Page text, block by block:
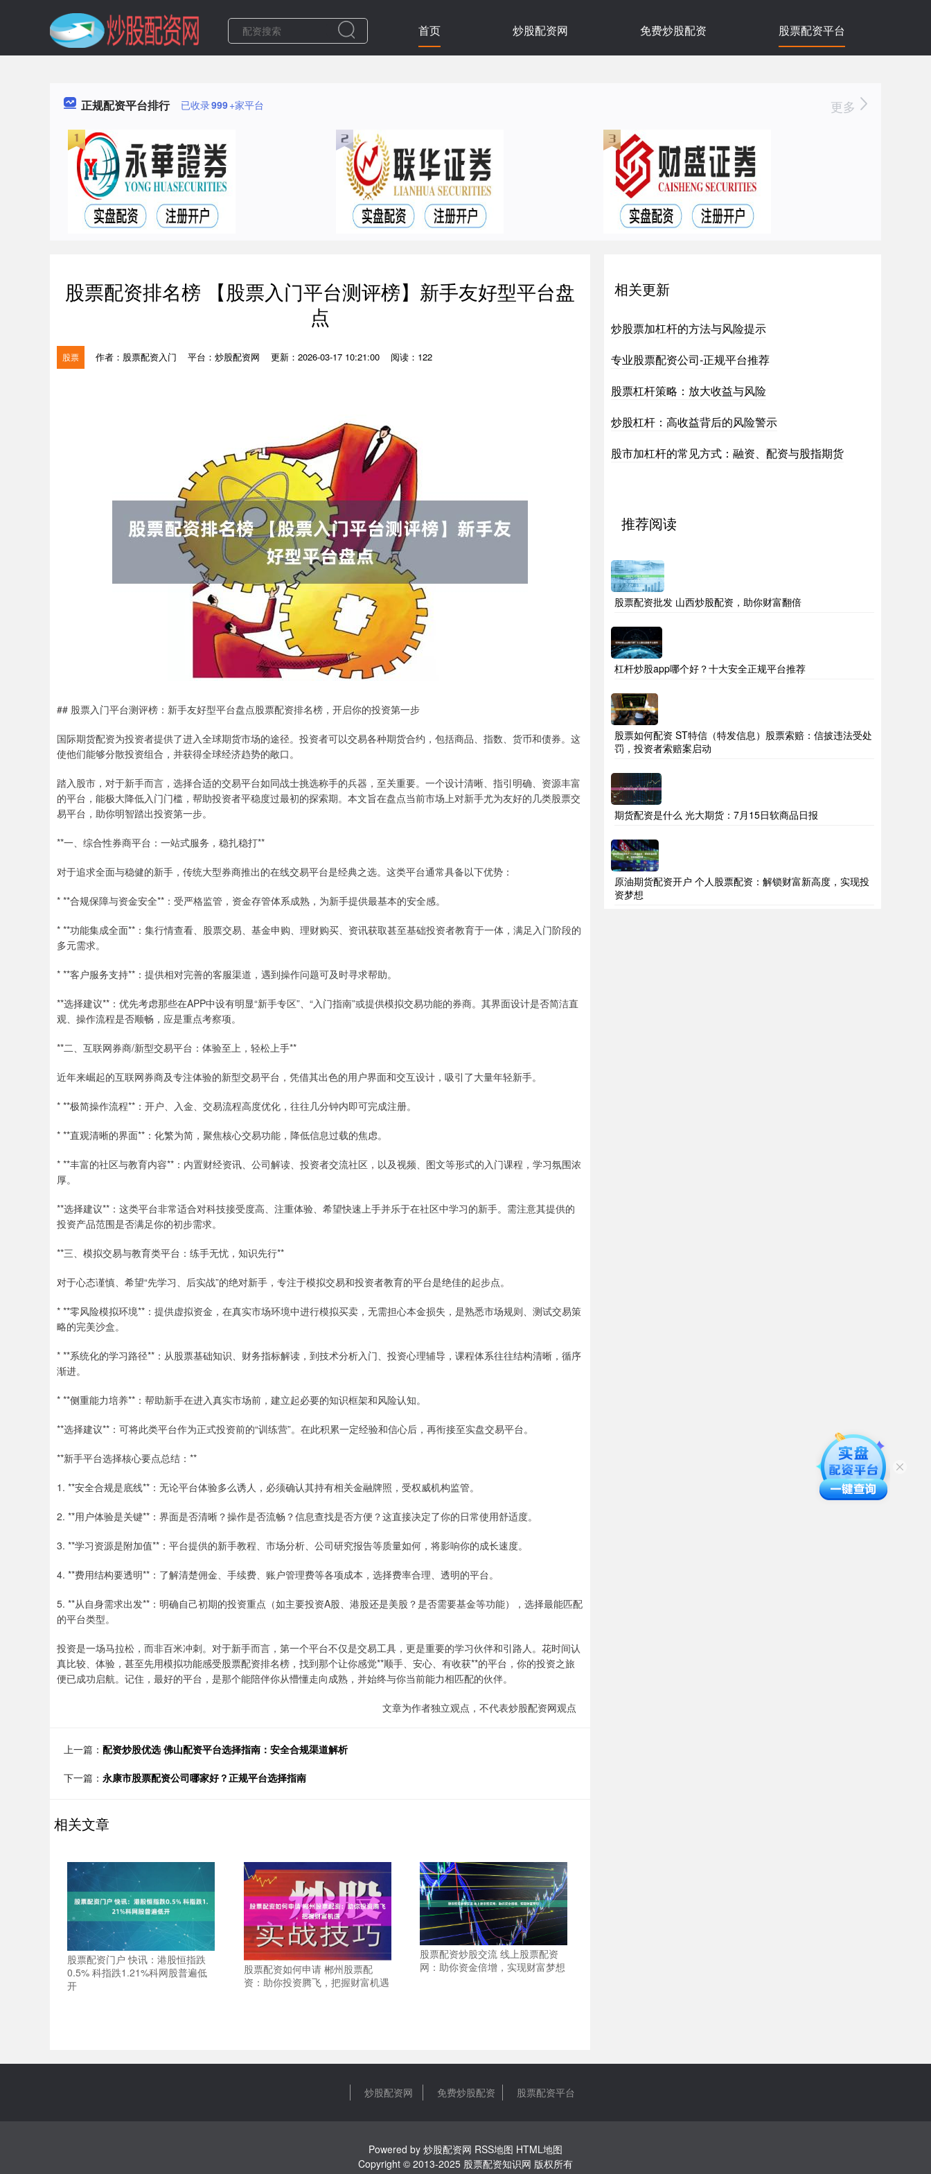
首页 炒股配资网 免费炒股配资 股票配资平台
正规配资平台排行 已收录999+家平台 更多
股票配资排名榜 【股票入门平台测评榜】新手友好型平台盘
点
股票 作者：股票配资入门 平台：炒股配资网 更新：2026-03-17 10:21:00 阅读：122
## 股票入门平台测评榜：新手友好型平台盘点股票配资排名榜，开启你的投资第一步
国际期货配资为投资者提供了进入全球期货市场的途径。投资者可以交易各种期货合约，包括商品、指数、货币和债券。这
使他们能够分散投资组合，并获得全球经济趋势的敞口。
踏入股市，对于新手而言，选择合适的交易平台如同战士挑选称手的兵器，至关重要。一个设计清晰、指引明确、资源丰富
的平台，能极大降低入门门槛，帮助投资者平稳度过最初的探索期。本文旨在盘点当前市场上对新手尤为友好的几类股票交
易平台，助你明智踏出投资第一步。
**一、综合性券商平台：一站式服务，稳扎稳打**
对于追求全面与稳健的新手，传统大型券商推出的在线交易平台是经典之选。这类平台通常具备以下优势：
* **合规保障与资金安全**：受严格监管，资金存管体系成熟，为新手提供最基本的安全感。
* **功能集成全面**：集行情查看、股票交易、基金申购、理财购买、资讯获取甚至基础投资者教育于一体，满足入门阶段的
多元需求。
* **客户服务支持**：提供相对完善的客服渠道，遇到操作问题可及时寻求帮助。
**选择建议**：优先考虑那些在APP中设有明显“新手专区”、“入门指南”或提供模拟交易功能的券商。其界面设计是否简洁直
观、操作流程是否顺畅，应是重点考察项。
**二、互联网券商/新型交易平台：体验至上，轻松上手**
近年来崛起的互联网券商及专注体验的新型交易平台，凭借其出色的用户界面和交互设计，吸引了大量年轻新手。
* **极简操作流程**：开户、入金、交易流程高度优化，往往几分钟内即可完成注册。
* **直观清晰的界面**：化繁为简，聚焦核心交易功能，降低信息过载的焦虑。
* **丰富的社区与教育内容**：内置财经资讯、公司解读、投资者交流社区，以及视频、图文等形式的入门课程，学习氛围浓
厚。
**选择建议**：这类平台非常适合对科技接受度高、注重体验、希望快速上手并乐于在社区中学习的新手。需注意其提供的
投资产品范围是否满足你的初步需求。
**三、模拟交易与教育类平台：练手无忧，知识先行**
对于心态谨慎、希望“先学习、后实战”的绝对新手，专注于模拟交易和投资者教育的平台是绝佳的起步点。
* **零风险模拟环境**：提供虚拟资金，在真实市场环境中进行模拟买卖，无需担心本金损失，是熟悉市场规则、测试交易策
略的完美沙盒。
* **系统化的学习路径**：从股票基础知识、财务指标解读，到技术分析入门、投资心理辅导，课程体系往往结构清晰，循序
渐进。
* **侧重能力培养**：帮助新手在进入真实市场前，建立起必要的知识框架和风险认知。
**选择建议**：可将此类平台作为正式投资前的“训练营”。在此积累一定经验和信心后，再衔接至实盘交易平台。
**新手平台选择核心要点总结：**
1. **安全合规是底线**：无论平台体验多么诱人，必须确认其持有相关金融牌照，受权威机构监管。
2. **用户体验是关键**：界面是否清晰？操作是否流畅？信息查找是否方便？这直接决定了你的日常使用舒适度。
3. **学习资源是附加值**：平台提供的新手教程、市场分析、公司研究报告等质量如何，将影响你的成长速度。
4. **费用结构要透明**：了解清楚佣金、手续费、账户管理费等各项成本，选择费率合理、透明的平台。
5. **从自身需求出发**：明确自己初期的投资重点（如主要投资A股、港股还是美股？是否需要基金等功能），选择最能匹配
的平台类型。
投资是一场马拉松，而非百米冲刺。对于新手而言，第一个平台不仅是交易工具，更是重要的学习伙伴和引路人。花时间认
真比较、体验，甚至先用模拟功能感受股票配资排名榜，找到那个让你感觉**顺手、安心、有收获**的平台，你的投资之旅
便已成功启航。记住，最好的平台，是那个能陪伴你从懵懂走向成熟，并始终与你当前能力相匹配的伙伴。
文章为作者独立观点，不代表炒股配资网观点
上一篇： 配资炒股优选 佛山配资平台选择指南：安全合规渠道解析
下一篇： 永康市股票配资公司哪家好？正规平台选择指南
相关文章
股票配资门户 快讯：港股恒指跌
0.5% 科指跌1.21%科网股普遍低
开
股票配资如何申请 郴州股票配
资：助你投资腾飞，把握财富机遇
股票配资炒股交流 线上股票配资
网：助你资金倍增，实现财富梦想
相关更新
炒股票加杠杆的方法与风险提示
专业股票配资公司-正规平台推荐
股票杠杆策略：放大收益与风险
炒股杠杆：高收益背后的风险警示
股市加杠杆的常见方式：融资、配资与股指期货
推荐阅读
股票配资批发 山西炒股配资，助你财富翻倍
杠杆炒股app哪个好？十大安全正规平台推荐
股票如何配资 ST特信（特发信息）股票索赔：信披违法受处
罚，投资者索赔案启动
期货配资是什么 光大期货：7月15日软商品日报
原油期货配资开户 个人股票配资：解锁财富新高度，实现投
资梦想
炒股配资网 免费炒股配资 股票配资平台
Powered by 炒股配资网 RSS地图 HTML地图
Copyright © 2013-2025 股票配资知识网 版权所有